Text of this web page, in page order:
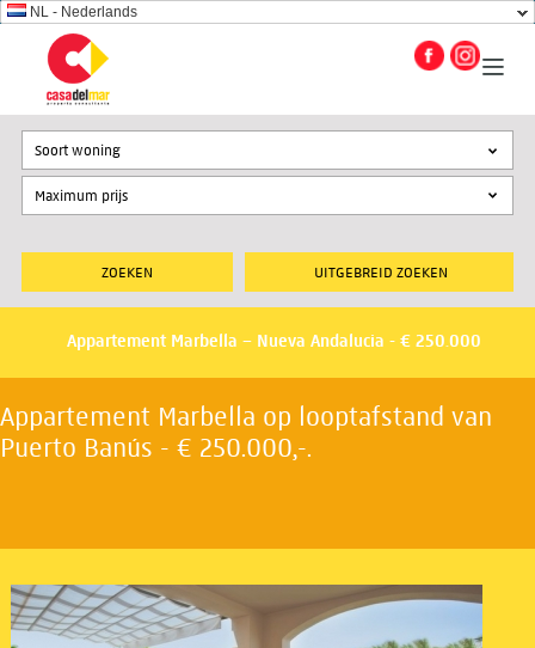
NL - Nederlands
UITGEBREID ZOEKEN
Soort woning
Appartement Marbella – Nueva Andalucia - € 250.000
Appartement Marbella op looptafstand van
Puerto Banús - € 250.000,-.